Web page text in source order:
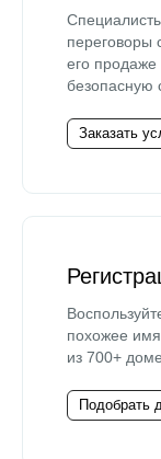
переговоры
его
безопасную
Заказать
похожее
из 700+
Подобрать